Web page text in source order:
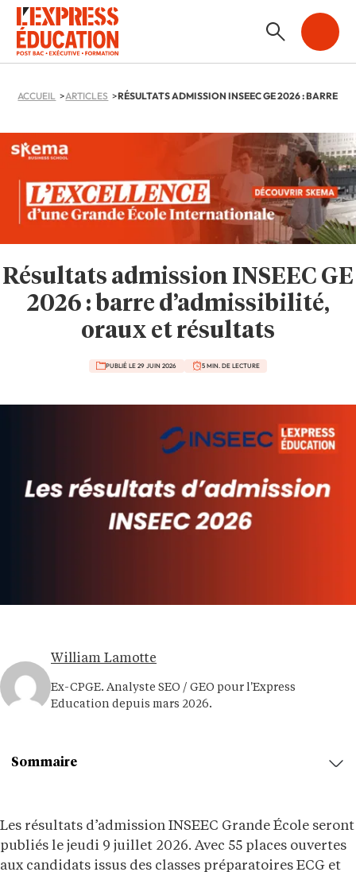
ACCUEIL ARTICLES
Résultats admission INSEEC GE
2026 : barre d’admissibilité,
oraux et résultats
PUBLIÉ LE 29 JUIN 2026 5 MIN. DE LECTURE
William Lamotte
Ex-CPGE. Analyste SEO / GEO pour l'Express
Education depuis mars 2026.
Les résultats d’admission INSEEC Grande École seront
publiés le jeudi 9 juillet 2026. Avec 55 places ouvertes
aux candidats issus des classes préparatoires ECG et
Sommaire